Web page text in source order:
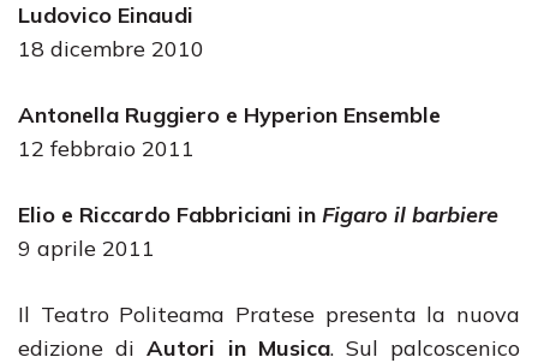
Ludovico Einaudi
18 dicembre 2010
Antonella Ruggiero e Hyperion Ensemble
12 febbraio 2011
Elio e Riccardo Fabbriciani in Figaro il barbiere
9 aprile 2011
Il Teatro Politeama Pratese presenta la nuova
edizione diAutori in Musica. Sul palcoscenico